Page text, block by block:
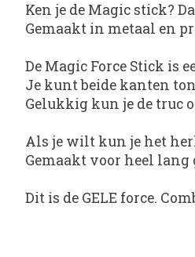
Ken je de Magic stick?
Gemaakt in metaal en
De Magic Force Stick is
Je kunt beide kanten
Gelukkig kun je de truc
Als je wilt kun je het
Gemaakt voor heel
Dit is de GELE force.